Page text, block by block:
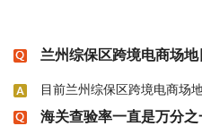
兰州综保区跨境电商场
目前兰州综保区跨境电商场
海关查验率一直是万分之